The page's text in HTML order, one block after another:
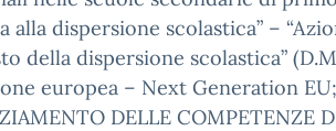
alla dispersione scolastica” –
della dispersione scolastica”
europea – Next Generation EU;
DELLE COMPETENZE